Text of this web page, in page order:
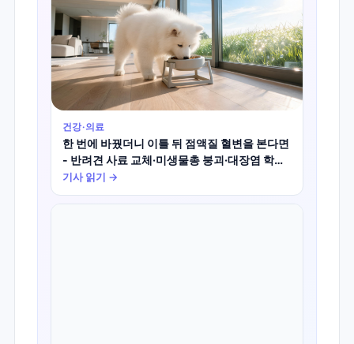
건강·의료
한 번에 바꿨더니 이틀 뒤 점액질 혈변을 본다면
- 반려견 사료 교체·미생물총 붕괴·대장염 학술
진실
기사 읽기 →